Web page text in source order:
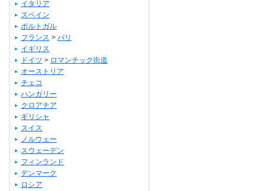
イタリア
スペイン
ポルトガル
フランス > パリ
イギリス
ドイツ > ロマンチック街道
オーストリア
チェコ
ハンガリー
クロアチア
ギリシャ
スイス
ノルウェー
スウェーデン
フィンランド
デンマーク
ロシア